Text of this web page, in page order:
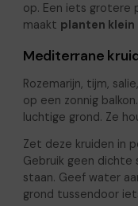
op. Een iets
maakt planten klein
Mediterrane
Rozemarijn, tijm,
op een zonnig
luchtige grond. Ze
Zet deze kruiden in
Gebruik geen
staan. Geef water
grond tussendoor